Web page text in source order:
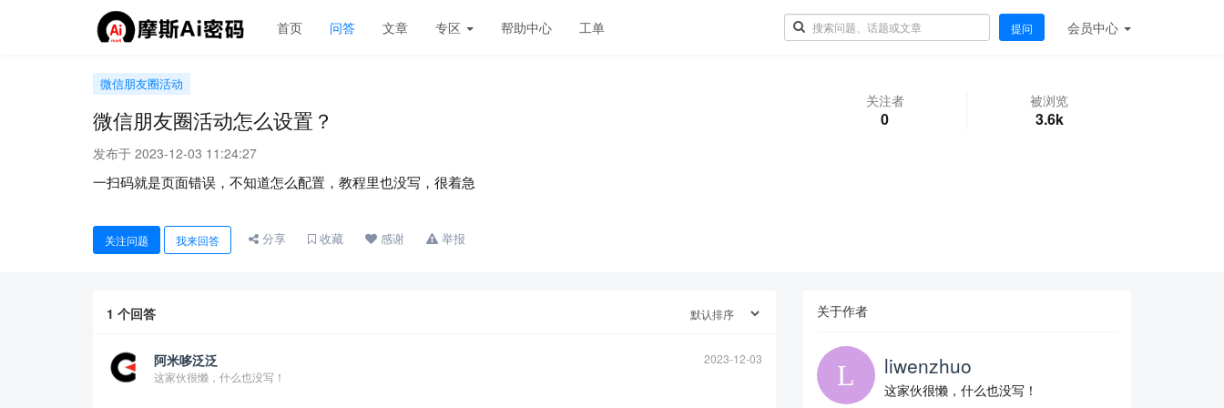
首页 问答 文章 专区 帮助中心 工单 提问 会员中心
微信朋友圈活动
微信朋友圈活动怎么设置？
发布于 2023-12-03 11:24:27
一扫码就是页面错误，不知道怎么配置，教程里也没写，很着急
关注者
0
被浏览
3.6k
关注问题 我来回答 分享 收藏 感谢 举报
1 个回答
阿米哆泛泛
2023-12-03
这家伙很懒，什么也没写！
关于作者
liwenzhuo
这家伙很懒，什么也没写！